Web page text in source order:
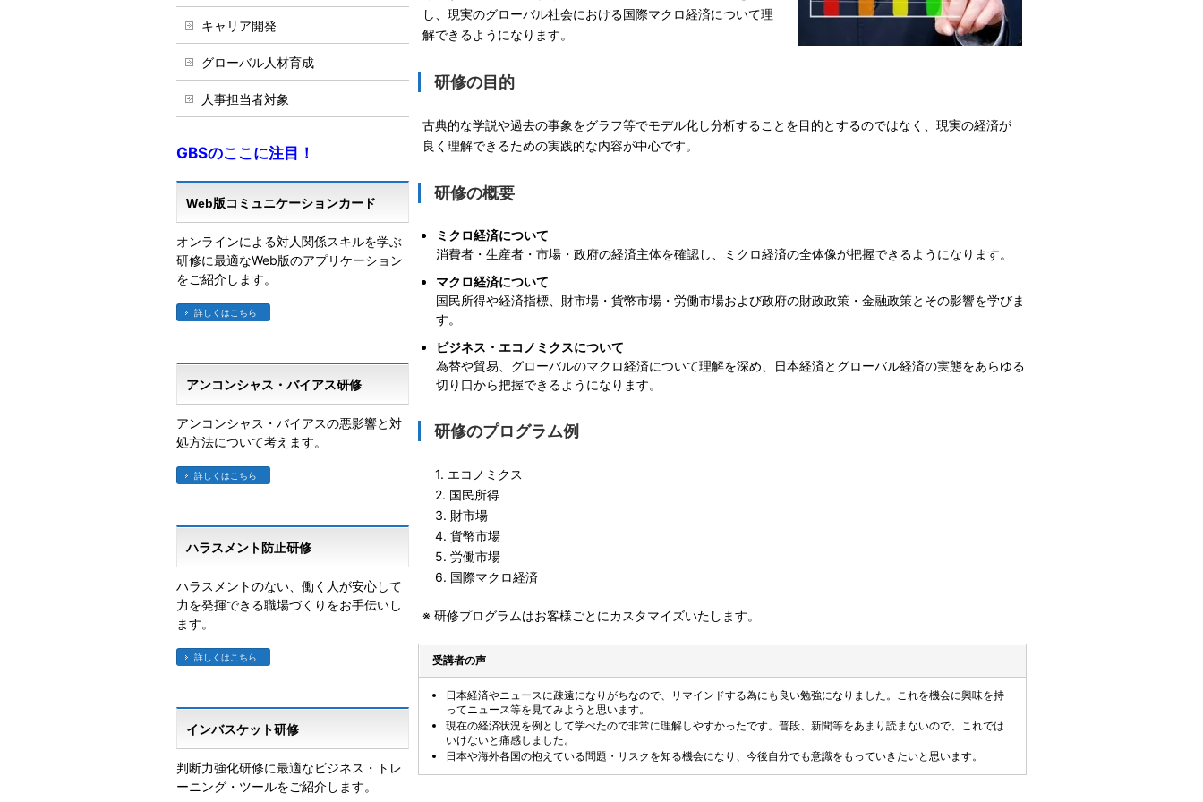
し、現実のグローバル社会における国際マクロ経済について理
解できるようになります。
研修の目的
古典的な学説や過去の事象をグラフ等でモデル化し分析することを目的とするのではなく、現実の経済が
良く理解できるための実践的な内容が中心です。
研修の概要
ミクロ経済について
消費者・生産者・市場・政府の経済主体を確認し、ミクロ経済の全体像が把握できるようになります。
マクロ経済について
国民所得や経済指標、財市場・貨幣市場・労働市場および政府の財政政策・金融政策とその影響を学びま
す。
ビジネス・エコノミクスについて
為替や貿易、グローバルのマクロ経済について理解を深め、日本経済とグローバル経済の実態をあらゆる
切り口から把握できるようになります。
研修のプログラム例
1. エコノミクス
2. 国民所得
3. 財市場
4. 貨幣市場
5. 労働市場
6. 国際マクロ経済
※ 研修プログラムはお客様ごとにカスタマイズいたします。
受講者の声
日本経済やニュースに疎遠になりがちなので、リマインドする為にも良い勉強になりました。これを機会に興味を持
ってニュース等を見てみようと思います。
現在の経済状況を例として学べたので非常に理解しやすかったです。普段、新聞等をあまり読まないので、これでは
いけないと痛感しました。
日本や海外各国の抱えている問題・リスクを知る機会になり、今後自分でも意識をもっていきたいと思います。
キャリア開発
グローバル人材育成
人事担当者対象
GBSのここに注目！
Web版コミュニケーションカード
オンラインによる対人関係スキルを学ぶ
研修に最適なWeb版のアプリケーション
をご紹介します。
詳しくはこちら
アンコンシャス・バイアス研修
アンコンシャス・バイアスの悪影響と対
処方法について考えます。
詳しくはこちら
ハラスメント防止研修
ハラスメントのない、働く人が安心して
力を発揮できる職場づくりをお手伝いし
ます。
詳しくはこちら
インバスケット研修
判断力強化研修に最適なビジネス・トレ
ーニング・ツールをご紹介します。